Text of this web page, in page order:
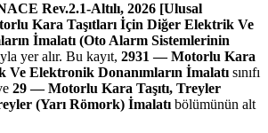
Rev.2.1-Altılı, 2026 [Ulusal
Kara Taşıtları İçin Diğer Elektrik Ve
İmalatı (Oto Alarm Sistemlerinin
yer alır. Bu kayıt, 2931 — Motorlu Kara
Ve Elektronik Donanımların İmalatısınıfı
29 — Motorlu Kara Taşıtı, Treyler
(Yarı Römork) İmalatıbölümünün alt